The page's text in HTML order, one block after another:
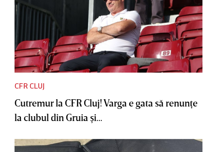
CFR CLUJ
Cutremur la CFR Cluj! Varga e gata să renunţe
la clubul din Gruia şi...